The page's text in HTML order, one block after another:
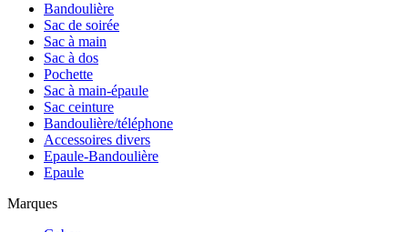
Bandoulière
Sac de soirée
Sac à main
Sac à dos
Pochette
Sac à main-épaule
Sac ceinture
Bandoulière/téléphone
Accessoires divers
Epaule-Bandoulière
Epaule
Marques